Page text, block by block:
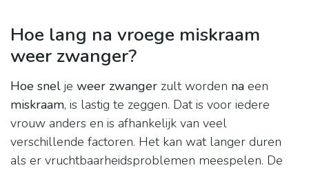
Hoe lang na vroege miskraam
weer zwanger?
Hoe snel je weer zwanger zult worden na een
miskraam, is lastig te zeggen. Dat is voor iedere
vrouw anders en is afhankelijk van veel
verschillende factoren. Het kan wat langer duren
als er vruchtbaarheidsproblemen meespelen. De